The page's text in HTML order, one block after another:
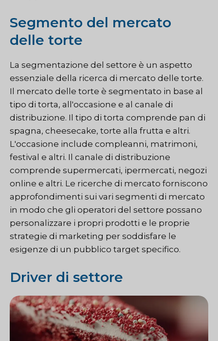
Segmento del mercato
delle torte
La segmentazione del settore è un aspetto
essenziale della ricerca di mercato delle torte.
Il mercato delle torte è segmentato in base al
tipo di torta, all'occasione e al canale di
distribuzione. Il tipo di torta comprende pan di
spagna, cheesecake, torte alla frutta e altri.
L'occasione include compleanni, matrimoni,
festival e altri. Il canale di distribuzione
comprende supermercati, ipermercati, negozi
online e altri. Le ricerche di mercato forniscono
approfondimenti sui vari segmenti di mercato
in modo che gli operatori del settore possano
personalizzare i propri prodotti e le proprie
strategie di marketing per soddisfare le
esigenze di un pubblico target specifico.
Driver di settore